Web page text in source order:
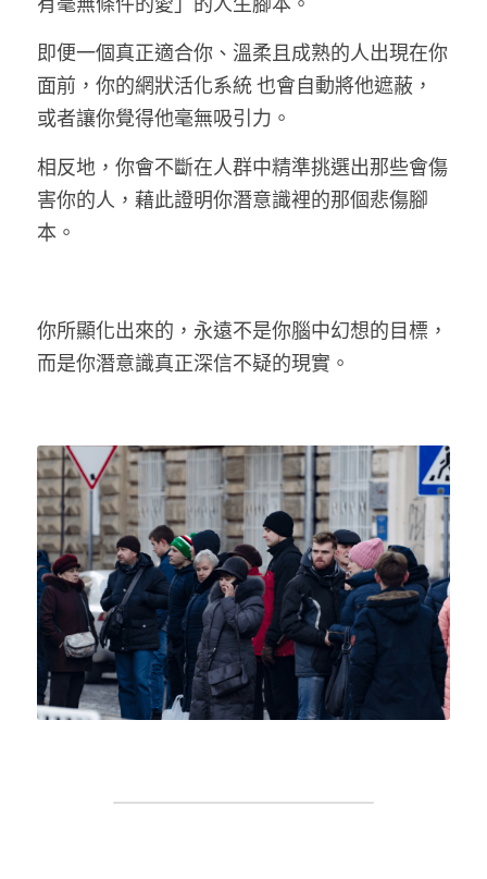
即便一個真正適合你、溫柔且成熟的人出現在你
面前，你的網狀活化系統 也會自動將他遮蔽，
或者讓你覺得他毫無吸引力。
相反地，你會不斷在人群中精準挑選出那些會傷
害你的人，藉此證明你潛意識裡的那個悲傷腳
本。
你所顯化出來的，永遠不是你腦中幻想的目標，
而是你潛意識真正深信不疑的現實。